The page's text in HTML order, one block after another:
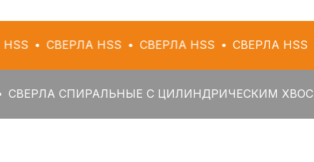
HSS СВЕРЛА HSS СВЕРЛА HSS
СПИРАЛЬНЫЕ С ЦИЛИНДРИЧЕСКИМ